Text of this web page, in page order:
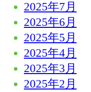
2025年7月
2025年6月
2025年5月
2025年4月
2025年3月
2025年2月